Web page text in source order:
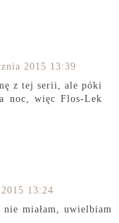
2015 13:39
z tej serii, ale póki
noc, więc Flos-Lek
13:24
miałam, uwielbiam